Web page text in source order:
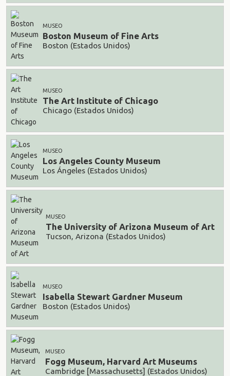
MUSEO
Boston Museum of Fine Arts
Boston (Estados Unidos)
MUSEO
The Art Institute of Chicago
Chicago (Estados Unidos)
MUSEO
Los Angeles County Museum
Los Ángeles (Estados Unidos)
MUSEO
The University of Arizona Museum of Art
Tucson, Arizona (Estados Unidos)
MUSEO
Isabella Stewart Gardner Museum
Boston (Estados Unidos)
MUSEO
Fogg Museum, Harvard Art Museums
Cambridge [Massachusetts] (Estados Unidos)